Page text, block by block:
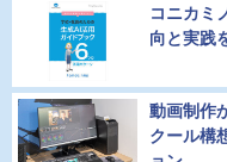
コニカミ
向と実践
動画制作
クール構